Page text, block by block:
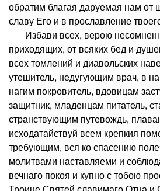
обратим благая даруемая нам от
славу Его и в прославление
Избави всех, верою
приходящих, от всяких бед и
всех томлений и диавольских
утешитель, недугующим врач, в
нагим покровитель, вдовицам
защитник, младенцам питатель,
странствующим путевождь,
исходатайствуй всем крепкия
требующим, вся ко спасению
молитвами наставляеми и
вечнаго покоя и купно с тобою